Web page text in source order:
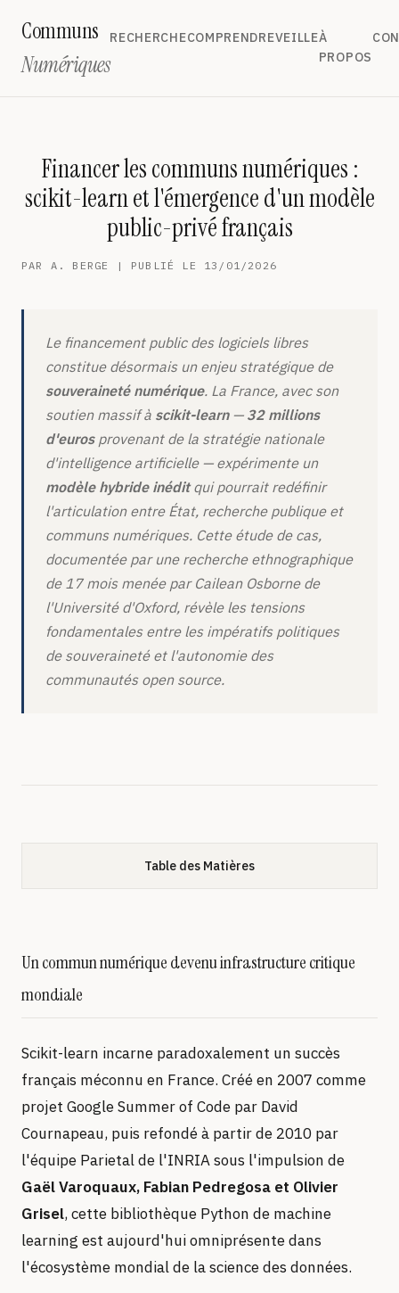
Communs
Numériques
RECHERCHECOMPRENDREVEILLEÀ
PROPOS
Financer les communs numériques :
scikit-learn et l'émergence d'un modèle
public-privé français
PAR A. BERGE | PUBLIÉ LE 13/01/2026
Le financement public des logiciels libres
constitue désormais un enjeu stratégique de
souveraineté numérique. La France, avec son
soutien massif à scikit-learn— 32 millions
d'eurosprovenant de la stratégie nationale
d'intelligence artificielle — expérimente un
modèle hybride inéditqui pourrait redéfinir
l'articulation entre État, recherche publique et
communs numériques. Cette étude de cas,
documentée par une recherche ethnographique
de 17 mois menée par Cailean Osborne de
l'Université d'Oxford, révèle les tensions
fondamentales entre les impératifs politiques
de souveraineté et l'autonomie des
communautés open source.
Table des Matières
Un commun numérique devenu infrastructure critique
mondiale
Scikit-learn incarne paradoxalement un succès
français méconnu en France. Créé en 2007 comme
projet Google Summer of Code par David
Cournapeau, puis refondé à partir de 2010 par
l'équipe Parietal de l'INRIA sous l'impulsion de
Gaël Varoquaux, Fabian Pedregosa et Olivier
Grisel, cette bibliothèque Python de machine
learning est aujourd'hui omniprésente dans
l'écosystème mondial de la science des données.